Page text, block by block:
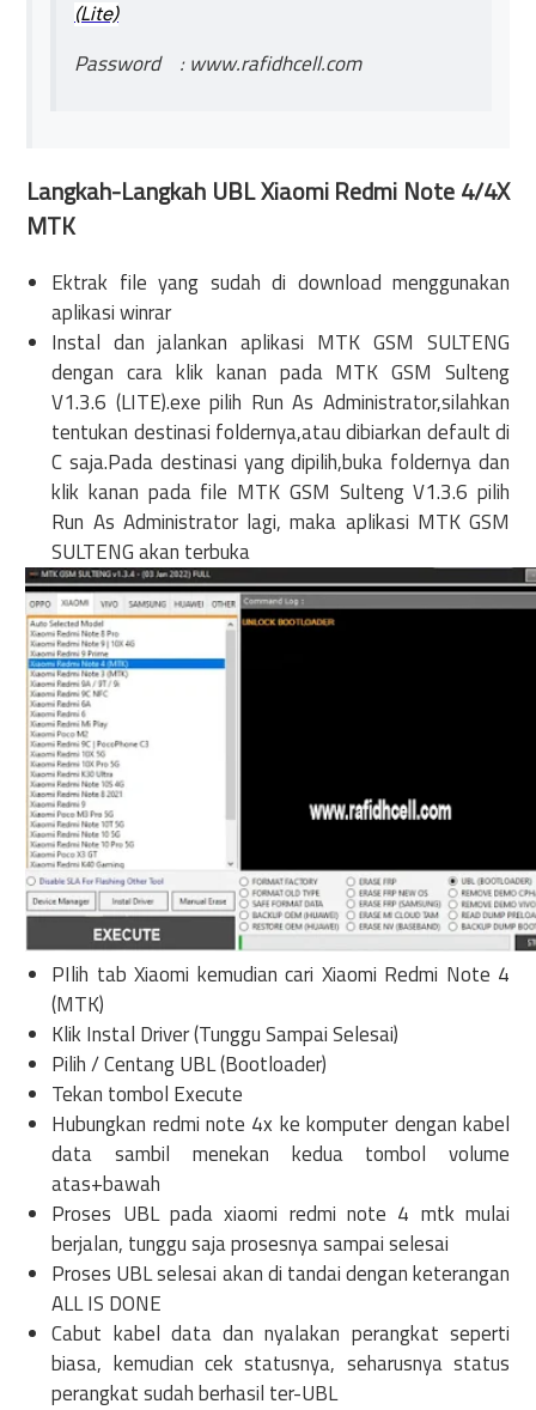
(Lite)
Password: www.rafidhcell.com
Langkah-Langkah UBL Xiaomi Redmi Note 4/4X
MTK
Ektrak file yang sudah di download menggunakan
aplikasi winrar
Instal dan jalankan aplikasi MTK GSM SULTENG
dengan cara klik kanan pada MTK GSM Sulteng
V1.3.6 (LITE).exe pilih Run As Administrator,silahkan
tentukan destinasi foldernya,atau dibiarkan default di
C saja.Pada destinasi yang dipilih,buka foldernya dan
klik kanan pada file MTK GSM Sulteng V1.3.6 pilih
Run As Administrator lagi, maka aplikasi MTK GSM
SULTENG akan terbuka
PIlih tab Xiaomi kemudian cari Xiaomi Redmi Note 4
(MTK)
Klik Instal Driver (Tunggu Sampai Selesai)
Pilih / Centang UBL (Bootloader)
Tekan tombol Execute
Hubungkan redmi note 4x ke komputer dengan kabel
data sambil menekan kedua tombol volume
atas+bawah
Proses UBL pada xiaomi redmi note 4 mtk mulai
berjalan, tunggu saja prosesnya sampai selesai
Proses UBL selesai akan di tandai dengan keterangan
ALL IS DONE
Cabut kabel data dan nyalakan perangkat seperti
biasa, kemudian cek statusnya, seharusnya status
perangkat sudah berhasil ter-UBL